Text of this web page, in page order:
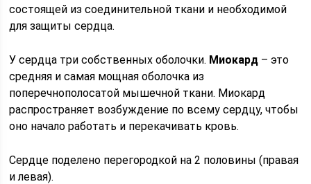
состоящей из соединительной ткани и необходимой
для защиты сердца.
У сердца три собственных оболочки. Миокард – это
средняя и самая мощная оболочка из
поперечнополосатой мышечной ткани. Миокард
распространяет возбуждение по всему сердцу, чтобы
оно начало работать и перекачивать кровь.
Сердце поделено перегородкой на 2 половины (правая
и левая).